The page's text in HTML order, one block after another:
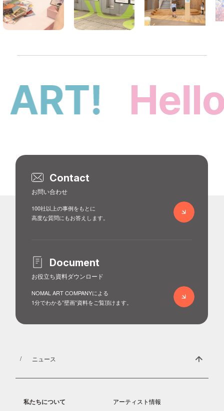
Contact
お問い合わせ
100社以上の事例をもとに
高度な質問にもお答えします。
Document
お役立ち資料ダウンロード
NOMAL ART COMPANYによる
1分でわかる”壁画”資料をご覧頂けます。
ニュース
私たちについて アーティスト情報